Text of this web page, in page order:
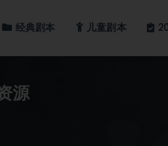
经典剧本 儿童剧本
源